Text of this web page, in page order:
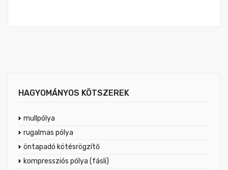
HAGYOMÁNYOS KÖTSZEREK
mullpólya
rugalmas pólya
öntapadó kötésrögzítő
kompressziós pólya (fásli)